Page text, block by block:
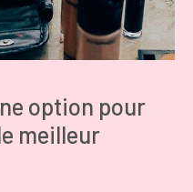
option pour
meilleur